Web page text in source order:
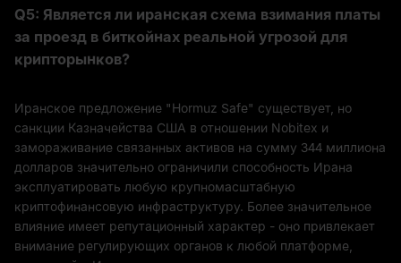
Q5: Является ли иранская схема взимания платы
за проезд в биткойнах реальной угрозой для
крипторынков?
Иранское предложение "Hormuz Safe" существует, но
санкции Казначейства США в отношении Nobitex и
замораживание связанных активов на сумму 344 миллиона
долларов значительно ограничили способность Ирана
эксплуатировать любую крупномасштабную
криптофинансовую инфраструктуру. Более значительное
влияние имеет репутационный характер - оно привлекает
внимание регулирующих органов к любой платформе,